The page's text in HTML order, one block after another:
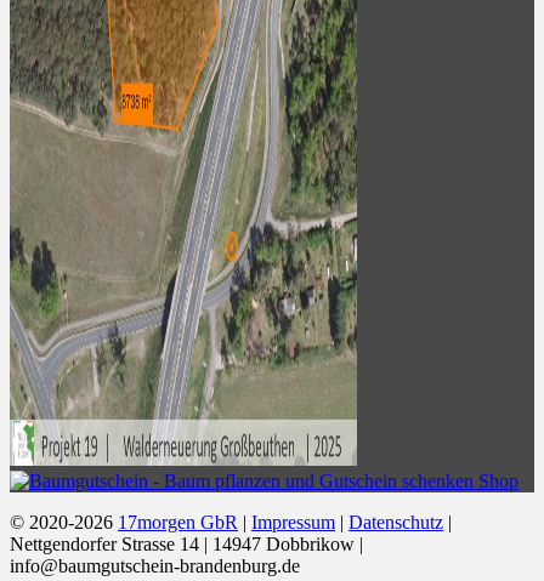
© 2020-2026 17morgen GbR | Impressum | Datenschutz |
Nettgendorfer Strasse 14 | 14947 Dobbrikow |
info@baumgutschein-brandenburg.de